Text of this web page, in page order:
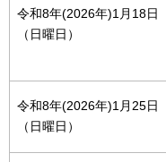
令和8年(2026年)1月18日
（日曜日）
令和8年(2026年)1月25日
（日曜日）